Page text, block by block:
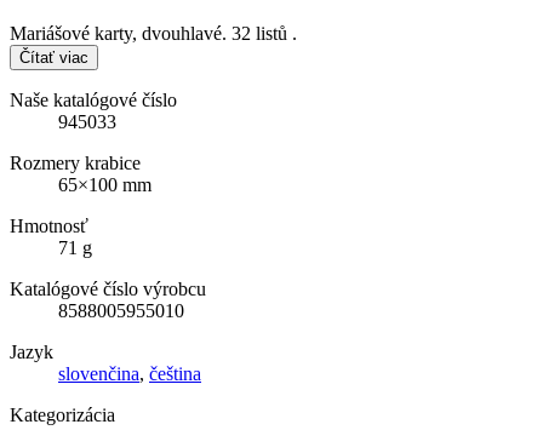
Mariášové karty, dvouhlavé. 32 listů .
Čítať viac
Naše katalógové číslo
945033
Rozmery krabice
65×100 mm
Hmotnosť
71 g
Katalógové číslo výrobcu
8588005955010
Jazyk
slovenčina, čeština
Kategorizácia